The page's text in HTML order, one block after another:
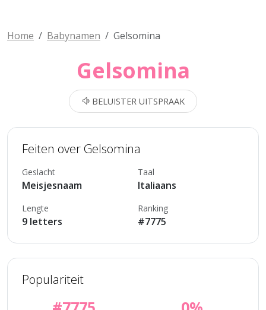
Home Babynamen Gelsomina
Gelsomina
BELUISTER UITSPRAAK
Feiten over Gelsomina
Geslacht
Meisjesnaam
Taal
Italiaans
Lengte
9 letters
Ranking
#7775
Populariteit